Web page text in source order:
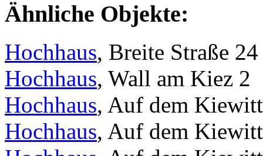
Ähnliche Objekte:
Hochhaus, Breite Straße 24
Hochhaus, Wall am Kiez 2
Hochhaus, Auf dem
Hochhaus, Auf dem